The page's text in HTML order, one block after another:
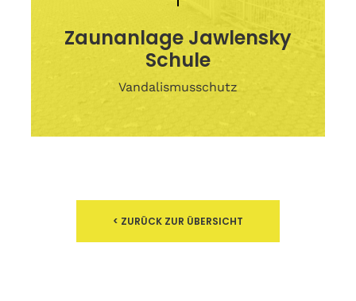
Zaunanlage Jawlensky
Schule
Vandalismusschutz
< ZURÜCK ZUR ÜBERSICHT